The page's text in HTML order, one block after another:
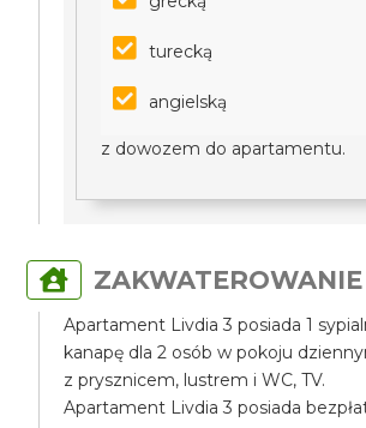
turecką
angielską
z dowozem do apartamentu.
ZAKWATEROWANIE
Apartament Livdia 3 posiada 1
kanapę dla 2 osób w pokoju
z prysznicem, lustrem i WC, TV.
Apartament Livdia 3 posiada